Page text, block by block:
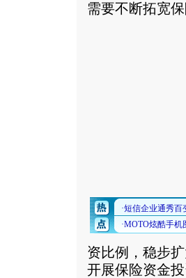
需要不断拓宽
资比例，稳步
开展保险资金